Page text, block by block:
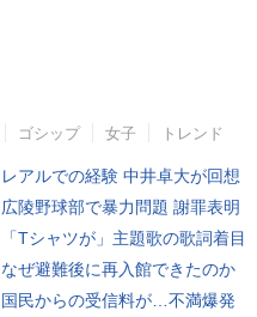
ゴシップ 女子 トレンド
レアルでの経験 中井卓大が回想
広陵野球部で暴力問題 謝罪表明
「Tシャツが」主題歌の歌詞着目
なぜ避難後に再入館できたのか
国民からの受信料が…不満爆発